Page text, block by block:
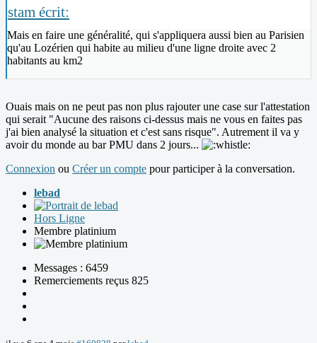
stam écrit:
Mais en faire une généralité, qui s'appliquera aussi bien au Parisien
qu'au Lozérien qui habite au milieu d'une ligne droite avec 2
habitants au km2
Ouais mais on ne peut pas non plus rajouter une case sur l'attestation
qui serait "Aucune des raisons ci-dessus mais ne vous en faites pas
j'ai bien analysé la situation et c'est sans risque". Autrement il va y
avoir du monde au bar PMU dans 2 jours...
Connexion ou Créer un compte pour participer à la conversation.
lebad
Hors Ligne
Membre platinium
Messages : 6459
Remerciements reçus 825